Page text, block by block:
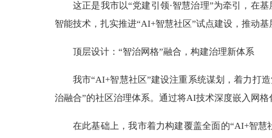
这正是我市以“党建引领·智慧治理”为牵引，在
智能技术，扎实推进“AI+智慧社区”试点建设，推动
顶层设计：“智治网格”融合，构建治理新体系
我市“AI+智慧社区”建设注重系统谋划，着力打
治融合”的社区治理体系。通过将AI技术深度嵌入网
在此基础上，我市着力构建覆盖全面的“AI+智